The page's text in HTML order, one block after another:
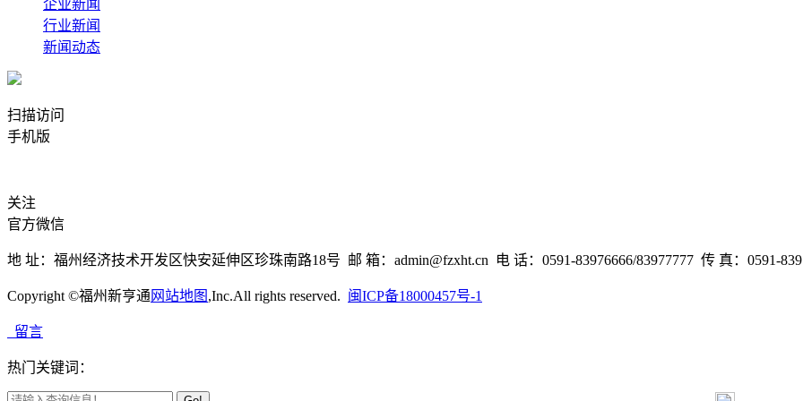
企业新闻
行业新闻
新闻动态
扫描访问
手机版
关注
官方微信
地 址：福州经济技术开发区快安延伸区珍珠南路18号 邮 箱：admin@fzxht.cn 电 话：0591-83976666/83977777 传 真：0591-
Copyright ©福州新亨通网站地图 ,Inc.All rights reserved. 闽ICP备18000457号-1
留言
热门关键词：